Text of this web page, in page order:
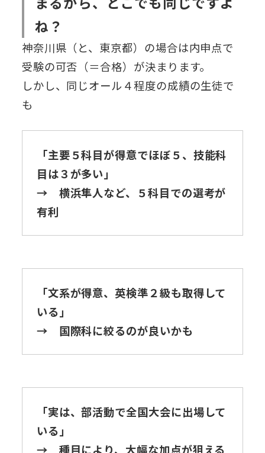
ね？
神奈川県（と、東京都）の場合は内申点で
受験の可否（＝合格）が決まります。
しかし、同じオール４程度の成績の生徒で
も
「主要５科目が得意でほぼ５、技能科
目は３が多い」
→ 横浜隼人など、５科目での選考が
有利
「文系が得意、英検準２級も取得して
いる」
→ 国際科に絞るのが良いかも
「実は、部活動で全国大会に出場して
いる」
→ 種目により、大幅な加点が狙える